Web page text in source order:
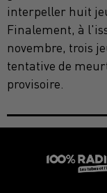
interpeller huit
Finalement, à
novembre, trois
tentative de
provisoire.